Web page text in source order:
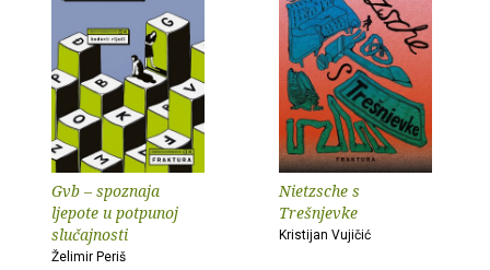
Gvb – spoznaja
ljepote u potpunoj
slučajnosti
Želimir Periš
Nietzsche s
Trešnjevke
Kristijan Vujičić